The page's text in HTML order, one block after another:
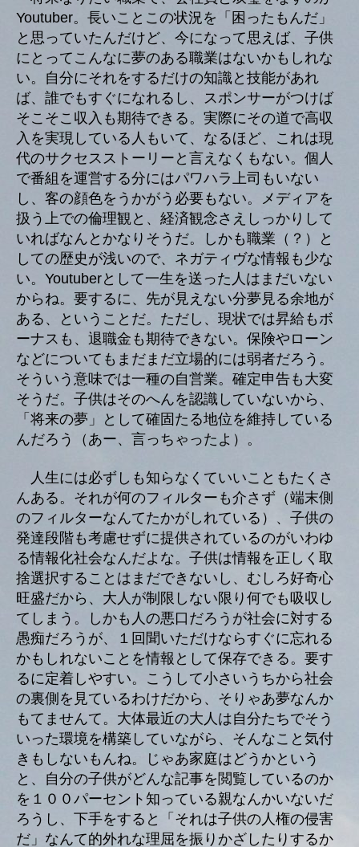
Youtuber。長いことこの状況を「困ったもんだ」
と思っていたんだけど、今になって思えば、子供
にとってこんなに夢のある職業はないかもしれな
い。自分にそれをするだけの知識と技能があれ
ば、誰でもすぐになれるし、スポンサーがつけば
そこそこ収入も期待できる。実際にその道で高収
入を実現している人もいて、なるほど、これは現
代のサクセスストーリーと言えなくもない。個人
で番組を運営する分にはパワハラ上司もいない
し、客の顔色をうかがう必要もない。メディアを
扱う上での倫理観と、経済観念さえしっかりして
いればなんとかなりそうだ。しかも職業（？）と
しての歴史が浅いので、ネガティヴな情報も少な
い。Youtuberとして一生を送った人はまだいない
からね。要するに、先が見えない分夢見る余地が
ある、ということだ。ただし、現状では昇給もボ
ーナスも、退職金も期待できない。保険やローン
などについてもまだまだ立場的には弱者だろう。
そういう意味では一種の自営業。確定申告も大変
そうだ。子供はそのへんを認識していないから、
「将来の夢」として確固たる地位を維持している
んだろう（あー、言っちゃったよ）。
人生には必ずしも知らなくていいこともたくさ
んある。それが何のフィルターも介さず（端末側
のフィルターなんてたかがしれている）、子供の
発達段階も考慮せずに提供されているのがいわゆ
る情報化社会なんだよな。子供は情報を正しく取
捨選択することはまだできないし、むしろ好奇心
旺盛だから、大人が制限しない限り何でも吸収し
てしまう。しかも人の悪口だろうが社会に対する
愚痴だろうが、１回聞いただけならすぐに忘れる
かもしれないことを情報として保存できる。要す
るに定着しやすい。こうして小さいうちから社会
の裏側を見ているわけだから、そりゃあ夢なんか
もてませんて。大体最近の大人は自分たちでそう
いった環境を構築していながら、そんなこと気付
きもしないもんね。じゃあ家庭はどうかという
と、自分の子供がどんな記事を閲覧しているのか
を１００パーセント知っている親なんかいないだ
ろうし、下手をすると「それは子供の人権の侵害
だ」なんて的外れな理屈を振りかざしたりするか